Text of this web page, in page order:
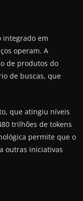
integrado em
operam. A
de produtos do
de buscas, que
que atingiu níveis
trilhões de tokens
permite que o
outras iniciativas